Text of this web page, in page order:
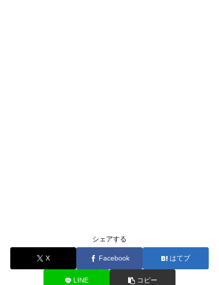
シェアする
X Facebook はてブ
LINE コピー